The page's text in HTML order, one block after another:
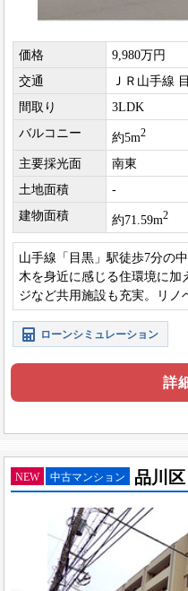
価格
9,980万円
交通
ＪＲ山手線
間取り
3LDK
バルコニー
約5m2
主要採光面
南東
土地面積
-
建物面積
約71.59m2
山手線「目黒」駅徒歩7分の
木を身近に感じる住環境に加
ジなど共用施設も充実。リ
ただけます。
ローンシミュレーション
詳
NEW 中古マンション 品川